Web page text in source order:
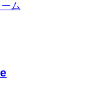
ム